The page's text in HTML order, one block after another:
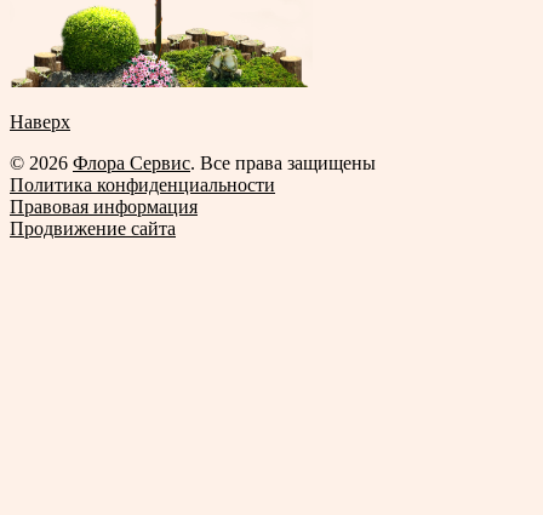
Наверх
© 2026 Флора Сервис. Все права защищены
Политика конфиденциальности
Правовая информация
Продвижение сайта